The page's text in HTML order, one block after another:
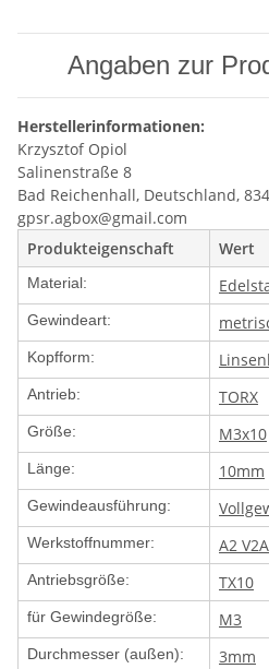
Angaben zur
Herstellerinformationen:
Krzysztof Opiol
Salinenstraße 8
Bad Reichenhall, Deutschland,
gpsr.agbox@gmail.com
Produkteigenschaft
Wert
Material:
Gewindeart:
Kopfform:
Antrieb: TORX
Größe: M3x10
Länge: 10mm
Gewindeausführung:
Werkstoffnummer: A2
Antriebsgröße: TX10
für Gewindegröße: M3
Durchmesser (außen): 3mm